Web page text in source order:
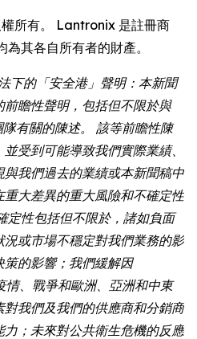
所有。 Lantronix 是註冊商
其各自所有者的財產。
下的「安全港」聲明：本新聞
瞻性聲明，包括但不限於與
有關的陳述。 該等前瞻性陳
受到可能導致我們實際業績、
我們過去的業績或本新聞稿中
大差異的重大風險和不確定性
定性包括但不限於，諸如負面
或市場不穩定對我們業務的影
的影響；我們緩解因
、戰爭和歐洲、亞洲和中東
我們及我們的供應商和分銷商
；未來對公共衛生危機的反應